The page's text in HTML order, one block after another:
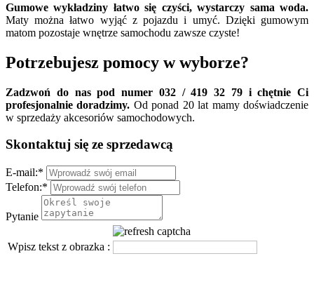
Gumowe wykładziny łatwo się czyści, wystarczy sama woda.
Maty można łatwo wyjąć z pojazdu i umyć. Dzięki gumowym
matom pozostaje wnętrze samochodu zawsze czyste!
Potrzebujesz pomocy w wyborze?
Zadzwoń do nas pod numer 032 / 419 32 79 i chętnie Ci
profesjonalnie doradzimy. Od ponad 20 lat mamy doświadczenie
w sprzedaży akcesoriów samochodowych.
Skontaktuj się ze sprzedawcą
E-mail:*
Telefon:*
Pytanie
Wpisz tekst z obrazka :